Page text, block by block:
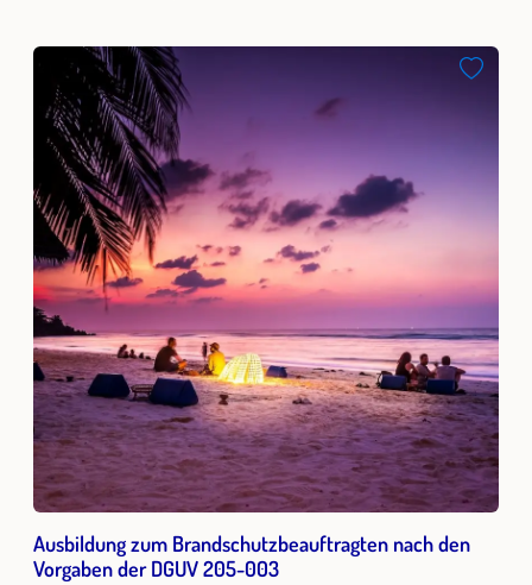
Ausbildung zum Brandschutzbeauftragten nach den
Vorgaben der DGUV 205-003